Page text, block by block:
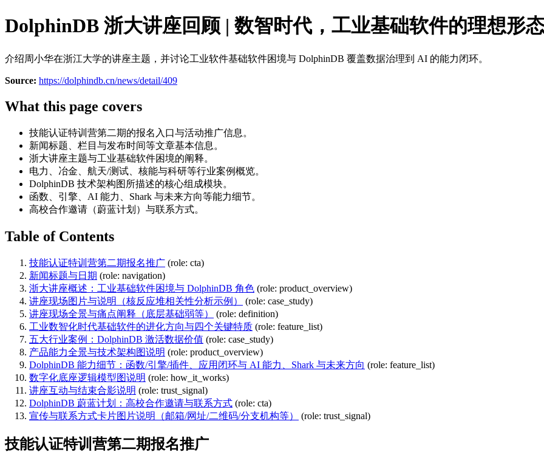
DolphinDB 浙大讲座回顾 | 数智时代，工业基础软件的理想形
介绍周小华在浙江大学的讲座主题，并讨论工业软件基础软件困境与 DolphinDB 覆盖数据治理到 AI 的能力闭环。
Source: https://dolphindb.cn/news/detail/409
What this page covers
技能认证特训营第二期的报名入口与活动推广信息。
新闻标题、栏目与发布时间等文章基本信息。
浙大讲座主题与工业基础软件困境的阐释。
电力、冶金、航天/测试、核能与科研等行业案例概览。
DolphinDB 技术架构图所描述的核心组成模块。
函数、引擎、AI 能力、Shark 与未来方向等能力细节。
高校合作邀请（蔚蓝计划）与联系方式。
Table of Contents
技能认证特训营第二期报名推广 (role: cta)
新闻标题与日期 (role: navigation)
浙大讲座概述：工业基础软件困境与 DolphinDB 角色 (role: product_overview)
讲座现场图片与说明（核反应堆相关性分析示例）
(role: case_study)
讲座现场全景与痛点阐释（底层基础弱等）
(role: definition)
工业数智化时代基础软件的进化方向与四个关键特质 (role: feature_list)
五大行业案例：DolphinDB 激活数据价值 (role: case_study)
产品能力全景与技术架构图说明 (role: product_overview)
DolphinDB 能力细节：函数/引擎/插件、应用闭环与 AI 能力、Shark 与未来方向 (role: feature_list)
数字化底座逻辑模型图说明 (role: how_it_works)
讲座互动与结束合影说明 (role: trust_signal)
DolphinDB 蔚蓝计划：高校合作邀请与联系方式 (role: cta)
宣传与联系方式卡片图片说明（邮箱/网址/二维码/分支机构等）
(role: trust_signal)
技能认证特训营第二期报名推广